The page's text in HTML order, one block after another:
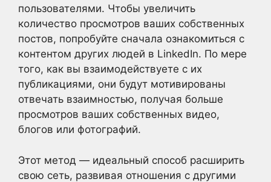
пользователями. Чтобы увеличить
количество просмотров ваших собственных
постов, попробуйте сначала ознакомиться с
контентом других людей в LinkedIn. По мере
того, как вы взаимодействуете с их
публикациями, они будут мотивированы
отвечать взаимностью, получая больше
просмотров ваших собственных видео,
блогов или фотографий.
Этот метод — идеальный способ расширить
свою сеть, развивая отношения с другими